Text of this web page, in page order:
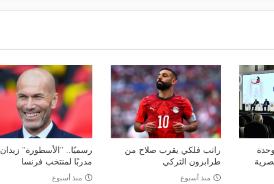
راتب فلكي يقرب صلاح من
طرابزون التركي
منذ أسبوع
رسميًا.. "الأسطورة" زيدان
مدربًا لمنتخب فرنسا
منذ أسبوع